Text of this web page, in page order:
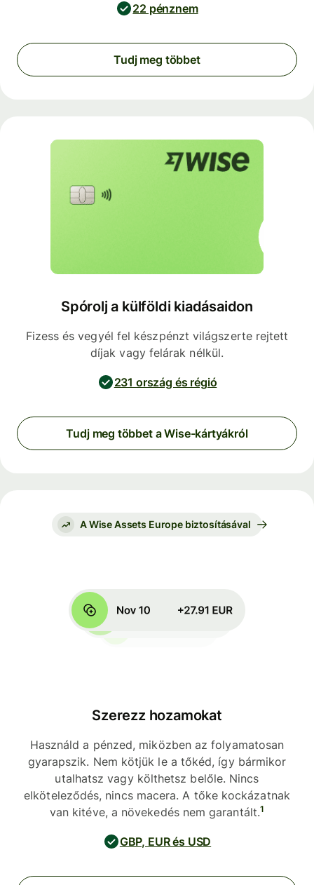
22 pénznem
Tudj meg többet
Spórolj a külföldi kiadásaidon
Fizess és vegyél fel készpénzt világszerte rejtett
díjak vagy felárak nélkül.
231 ország és régió
Tudj meg többet a Wise-kártyákról
A Wise Assets Europe biztosításával
Szerezz hozamokat
Használd a pénzed, miközben az folyamatosan
gyarapszik. Nem kötjük le a tőkéd, így bármikor
utalhatsz vagy költhetsz belőle. Nincs
elköteleződés, nincs macera. A tőke kockázatnak
van kitéve, a növekedés nem garantált.1
GBP, EUR és USD